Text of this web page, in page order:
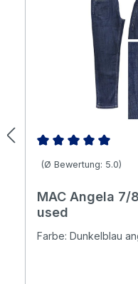
Durchschnittliche
(Ø Bewertung: 5.0)
MAC Angela 7/
used
Farbe: Dunkelblau